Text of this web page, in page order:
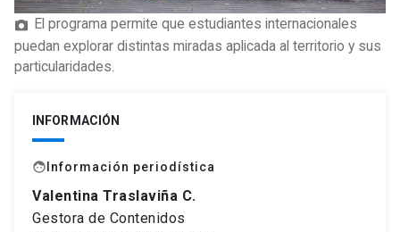
El programa permite que estudiantes internacionales
puedan explorar distintas miradas aplicada al territorio y sus
particularidades.
INFORMACIÓN
faceInformación periodística
Valentina Traslaviña C.
Gestora de Contenidos